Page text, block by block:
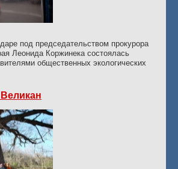
под председательством прокурора
Леонида Коржинека состоялась
общественных экологических